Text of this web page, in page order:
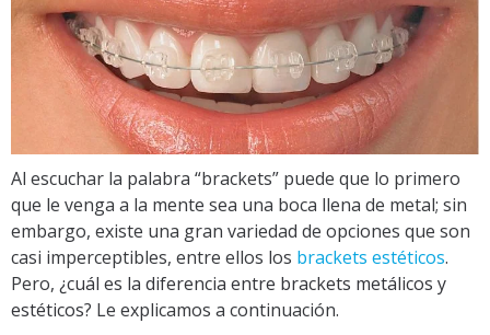
Al escuchar la palabra “brackets” puede que lo primero
que le venga a la mente sea una boca llena de metal; sin
embargo, existe una gran variedad de opciones que son
casi imperceptibles, entre ellos los brackets estéticos.
Pero, ¿cuál es la diferencia entre brackets metálicos y
estéticos? Le explicamos a continuación.